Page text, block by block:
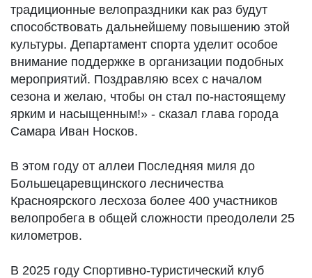
традиционные велопраздники как раз будут
способствовать дальнейшему повышению этой
культуры. Департамент спорта уделит особое
внимание поддержке в организации подобных
мероприятий. Поздравляю всех с началом
сезона и желаю, чтобы он стал по-настоящему
ярким и насыщенным!» - сказал глава города
Самара Иван Носков.
В этом году от аллеи Последняя миля до
Большецаревщинского лесничества
Красноярского лесхоза более 400 участников
велопробега в общей сложности преодолели 25
километров.
В 2025 году Спортивно-туристический клуб